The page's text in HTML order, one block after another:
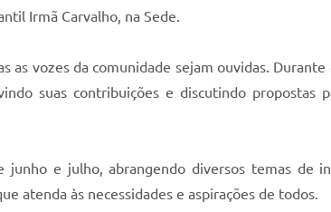
Irmã Carvalho, na Sede.
as vozes da comunidade sejam ouvidas.
suas contribuições e discutindo propostas
e julho, abrangendo diversos temas de
atenda às necessidades e aspirações de todos.